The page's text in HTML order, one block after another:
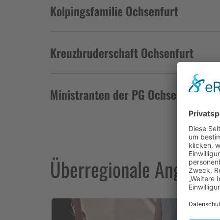
Kolpingsfamilie Ochsenfurt
Kreuzbruderschaft Ochsenfurt
Ministranten der PG Ochsenfurt
Überregionale